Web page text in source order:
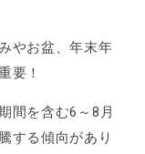
やお盆、年末年
要！
間を含む6～8月
する傾向があり